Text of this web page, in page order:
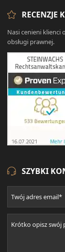
RECENZJE
Nasi cenieni klienci
obsługi prawnej.
SZYBKI